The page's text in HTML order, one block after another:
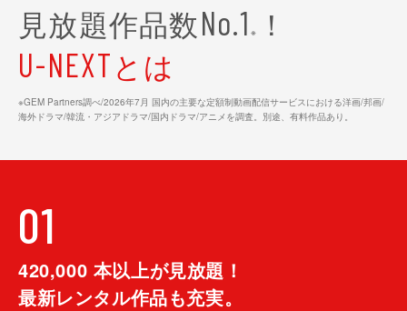
見放題作品数No.1 ※ ！
U-NEXTとは
※GEM Partners調べ/2026年7⽉ 国内の主要な定額制動画配信サービスにおける洋画/邦画/
海外ドラマ/韓流・アジアドラマ/国内ドラマ/アニメを調査。別途、有料作品あり。
01
420,000 本以上が見放題！
最新レンタル作品も充実。